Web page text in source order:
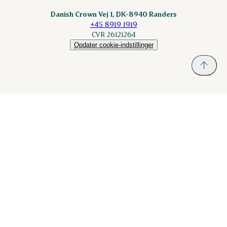
Danish Crown Vej 1, DK-8940 Randers
+45 8919 1919
CVR 26121264
Opdater cookie-indstillinger